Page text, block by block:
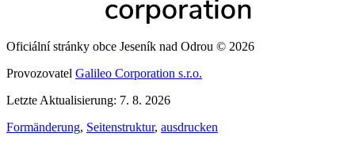
Oficiální stránky obce Jeseník nad Odrou © 2026
Provozovatel Galileo Corporation s.r.o.
Letzte Aktualisierung: 7. 8. 2026
Formänderung, Seitenstruktur, ausdrucken